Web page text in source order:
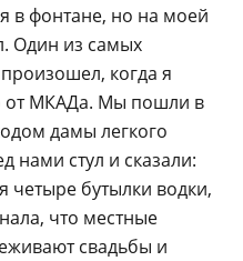
в фонтане, но на моей
Один из самых
когда я
от МКАДа. Мы пошли в
дамы легкого
нами стул и сказали:
четыре бутылки водки,
что местные
свадьбы и